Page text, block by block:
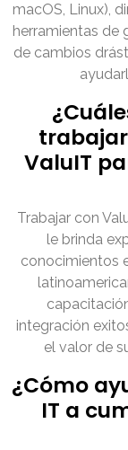
macOS, Linux),
herramientas de
de cambios
ValuIT
Trabajar con
le brinda
conocimientos
integración
el valor de
¿Cómo
IT a